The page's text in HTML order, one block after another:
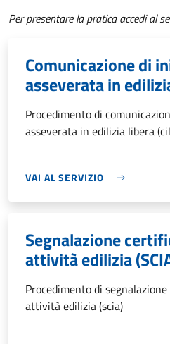
Per presentare la pratica accedi al
Comunicazione di
asseverata in
Procedimento di
asseverata in edilizia libera
VAI AL SERVIZIO
Segnalazione
attività edilizia
Procedimento di
attività edilizia (scia)